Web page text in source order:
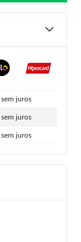
sem juros
sem juros
sem juros